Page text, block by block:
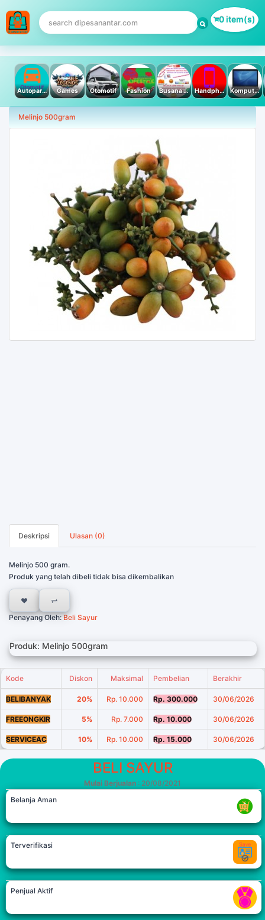
0 item(s)
Autoparts Games Otomotif Fashion Busana Muslim Handphone & Tablet Komputer PC & Laptop
Melinjo 500gram
Deskripsi Ulasan (0)
Melinjo 500 gram.
Produk yang telah dibeli tidak bisa dikembalikan
Penayang Oleh:Beli Sayur
Produk: Melinjo 500gram
Kode Diskon Maksimal Pembelian Berakhir
BELIBANYAK 20% Rp. 10.000 Rp. 300.000 30/06/2026
FREEONGKIR 5% Rp. 7.000 Rp. 10.000 30/06/2026
SERVICEAC 10% Rp. 10.000 Rp. 15.000 30/06/2026
BELI SAYUR
Mulai Berjualan : 20/08/2021
Belanja Aman
Terverifikasi
Penjual Aktif